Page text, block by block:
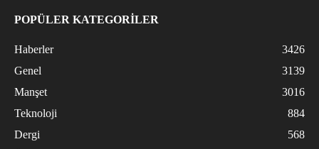
POPÜLER KATEGORİLER
Haberler
3426
Genel
3139
Manşet
3016
Teknoloji
884
Dergi
568